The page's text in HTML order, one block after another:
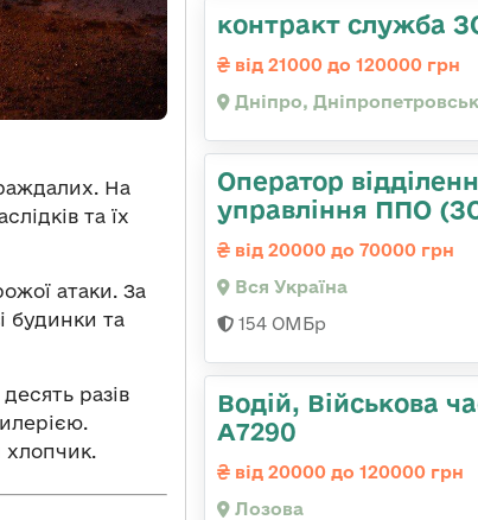
На
та їх
атаки. За
будинки та
разів
хлопчик.
контракт служба
від 21000 до 120000 грн
Дніпро,
Оператор
управління ППО
від 20000 до 70000 грн
Вся Україна
154 ОМБр
Водій, Військова
А7290
від 20000 до 120000 грн
Лозова